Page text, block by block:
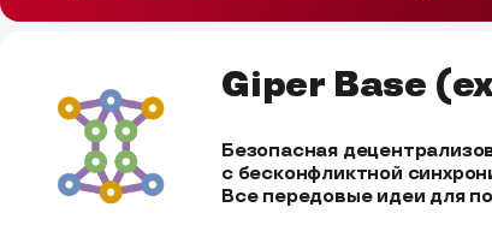
Giper Base
Безопасная
с бесконфликтной
Все передовые идеи для